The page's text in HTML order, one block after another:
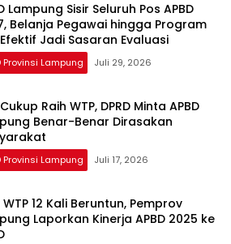
Lampung Sisir Seluruh Pos APBD
Belanja Pegawai hingga Program
Jadi Sasaran Evaluasi
Provinsi Lampung Juli 29, 2026
Raih WTP, DPRD Minta APBD
Benar-Benar Dirasakan
Provinsi Lampung Juli 17, 2026
WTP 12 Kali Beruntun, Pemprov
Laporkan Kinerja APBD 2025 ke